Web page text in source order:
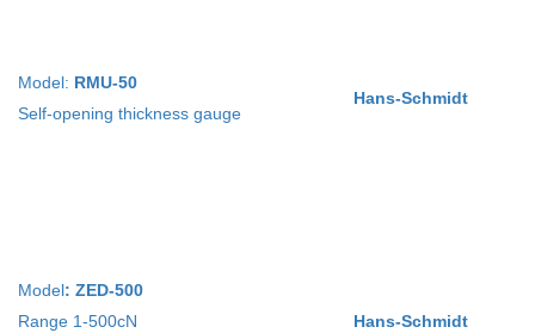
Model: RMU-50
Self-opening thickness gauge
Hans-Schmidt
Model: ZED-500
Range 1-500cN
Hans-Schmidt